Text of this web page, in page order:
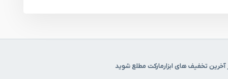
آخرین تخفیف های ابزارمارکت مطلع شوید